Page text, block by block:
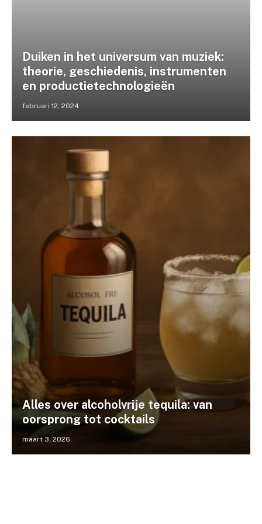
Duiken in het universum van muziek:
theorie, geschiedenis, instrumenten
en productietechnologieën
februari 12, 2024
Alles over alcoholvrije tequila: van
oorsprong tot cocktails
maart 3, 2026